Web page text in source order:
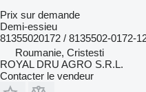
Prix sur demande
Demi-essieu
81355020172 / 8135502-0172-
Roumanie, Cristesti
ROYAL DRU AGRO S.R.L.
Contacter le vendeur